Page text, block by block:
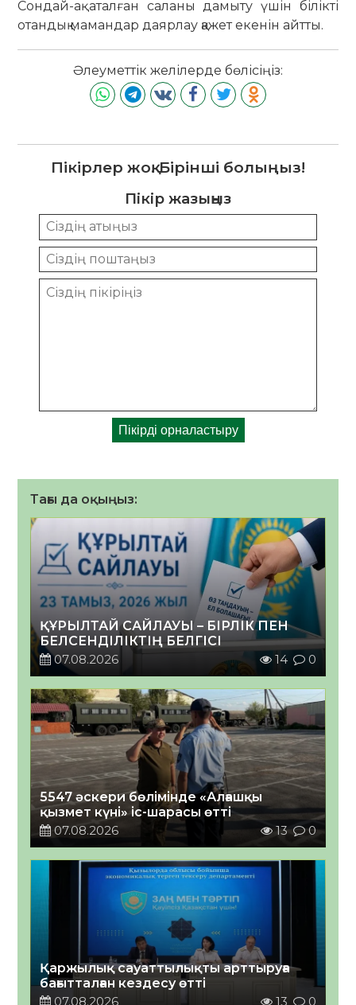
Сондай-ақ аталған саланы дамыту үшін білікті
отандық мамандар даярлау қажет екенін айтты.
Әлеуметтік желілерде бөлісіңіз:
Пікірлер жоқ. Бірінші болыңыз!
Пікір жазыңыз
Тағы да оқыңыз:
ҚҰРЫЛТАЙ САЙЛАУЫ – БІРЛІК ПЕН
БЕЛСЕНДІЛІКТІҢ БЕЛГІСІ
07.08.2026
14 0
5547 әскери бөлімінде «Алғашқы
қызмет күні» іс-шарасы өтті
07.08.2026
13 0
Қаржылық сауаттылықты арттыруға
бағытталған кездесу өтті
07.08.2026
13 0